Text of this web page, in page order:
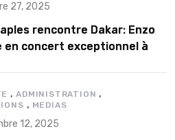
27, 2025
rencontre Dakar: Enzo
en concert exceptionnel à
,ADMINISTRATION ,
, MEDIAS
12, 2025